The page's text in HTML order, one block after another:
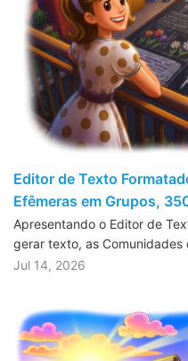
Editor de Texto
Efêmeras em Grupos,
Apresentando o Editor de
gerar texto, as Comunidades
Jul 14, 2026